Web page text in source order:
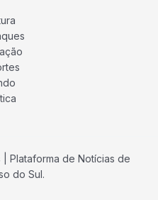
Plataforma de Notícias de
do Sul.